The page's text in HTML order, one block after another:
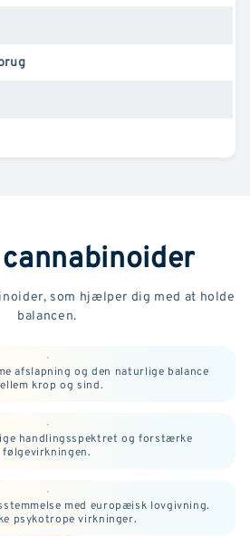
som hjælper dig med at holde
balancen.
afslapning og den naturlige balance
krop og sind.
handlingsspektret og forstærke
følgevirkningen.
med europæisk lovgivning.
psykotrope virkninger.